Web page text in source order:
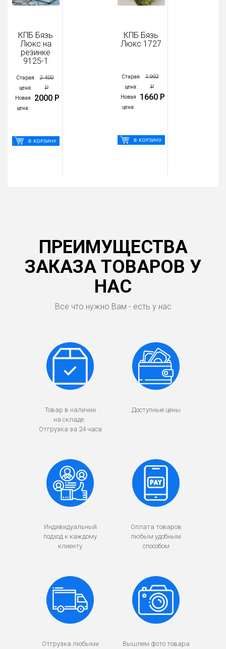
КПБ Бязь
Люкс на
резинке
9125-1
Старая
цена:
2 400
Р
Новая
цена:
2000 Р
КПБ Бязь
Люкс 1727
Старая
цена:
1 992
Р
Новая
цена:
1660 Р
ПРЕИМУЩЕСТВА
ЗАКАЗА ТОВАРОВ У
НАС
Все что нужно Вам - есть у нас
Товар в наличии
на складе.
Отгрузка за 24 часа
Доступные цены
Индивидуальный
подход к каждому
клиенту
Оплата товаров
любым удобным
способом
Отгрузка любыми
Вышлем фото товара